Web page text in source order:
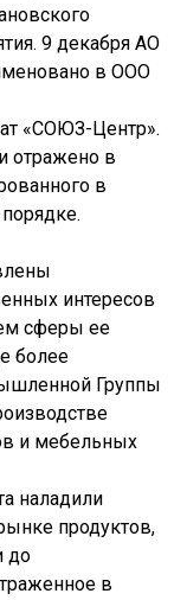
9 декабря АО
в ООО
«СОЮЗ-Центр».
отражено в
в
интересов
сферы ее
более
Группы
и мебельных
наладили
продуктов,
до
в